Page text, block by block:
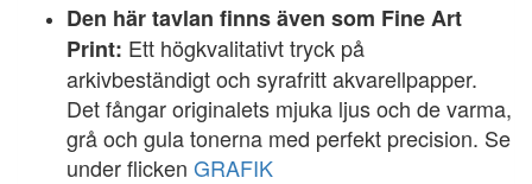
Den här tavlan finns även som Fine Art
Print: Ett högkvalitativt tryck på
arkivbeständigt och syrafritt akvarellpapper.
Det fångar originalets mjuka ljus och de varma,
grå och gula tonerna med perfekt precision. Se
under flicken GRAFIK